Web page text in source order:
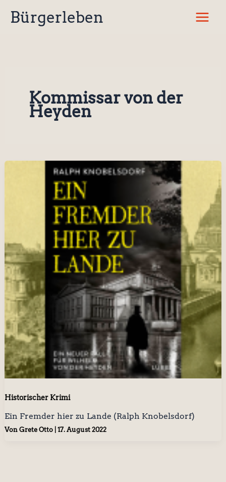
InhaltBürgerleben
Kommissar von der
Heyden
Historischer Krimi
Ein Fremder hier zu Lande (Ralph Knobelsdorf)
Von Grete Otto 17. August 2022